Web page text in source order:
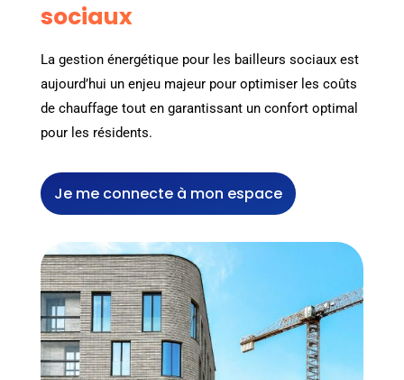
sociaux
La gestion énergétique pour les bailleurs sociaux est
aujourd’hui un enjeu majeur pour optimiser les coûts
de chauffage tout en garantissant un confort optimal
pour les résidents.
Je me connecte à mon espace